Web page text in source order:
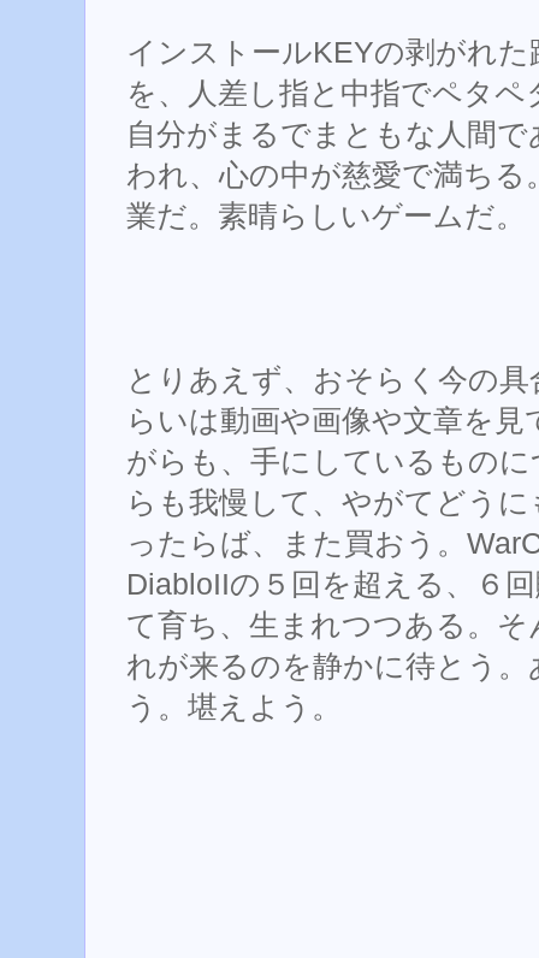
インストールKEYの剥がれ
を、人差し指と中指でペタ
自分がまるでまともな人間
われ、心の中が慈愛で満ち
業だ。素晴らしいゲームだ。
とりあえず、おそらく今の
らいは動画や画像や文章を
がらも、手にしているもの
らも我慢して、やがてどう
ったらば、また買おう。
DiabloIIの５回を超える、６
て育ち、生まれつつある。
れが来るのを静かに待とう
う。堪えよう。